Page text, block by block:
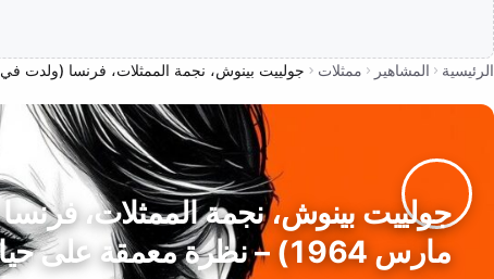
الرئيسية المشاهير ممثلات جولييت بينوش، نجمة الممثلات، فرنسا (ولدت في 9 مارس 1964) – نظرة معمقة على حياتها ومسيرتها
مارس 1964) – نظرة معمقة على حياتها ومسيرتها